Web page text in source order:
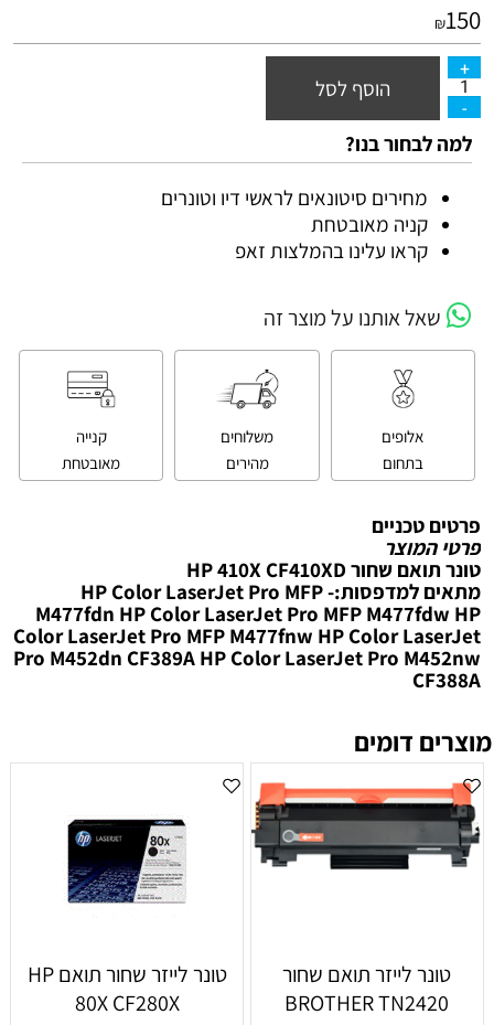
₪150
הוסף לסל
למה לבחור בנו?
מחירים סיטונאים לראשי דיו וטונרים
קניה מאובטחת
קראו עלינו בהמלצות זאפ
שאל אותנו על מוצר זה
אלופים
בתחום
משלוחים
מהירים
קנייה
מאובטחת
פרטים טכניים
פרטי המוצר
‏טונר תואם שחור HP 410X CF410XD
מתאים למדפסות:- HP Color LaserJet Pro MFP
M477fdn HP Color LaserJet Pro MFP M477fdw HP
Color LaserJet Pro MFP M477fnw HP Color LaserJet
Pro M452dn CF389A HP Color LaserJet Pro M452nw
CF388A
מוצרים דומים
טונר לייזר תואם שחור
BROTHER TN2420
טונר לייזר ‏שחור תואם HP
80X CF280X